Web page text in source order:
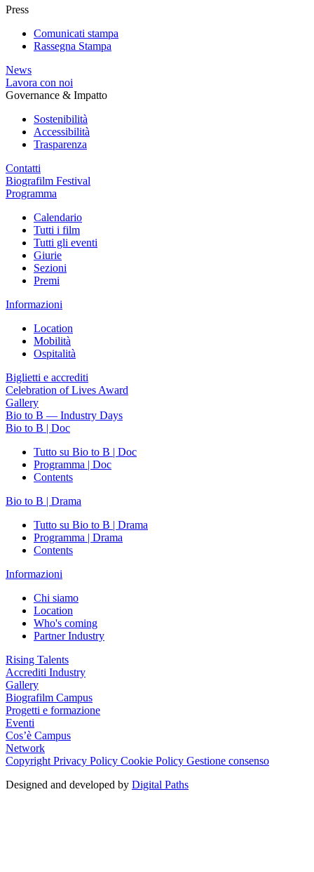
Press
Comunicati stampa
Rassegna Stampa
News
Lavora con noi
Governance & Impatto
Sostenibilità
Accessibilità
Trasparenza
Contatti
Biografilm Festival
Programma
Calendario
Tutti i film
Tutti gli eventi
Giurie
Sezioni
Premi
Informazioni
Location
Mobilità
Ospitalità
Biglietti e accrediti
Celebration of Lives Award
Gallery
Bio to B — Industry Days
Bio to B | Doc
Tutto su Bio to B | Doc
Programma | Doc
Contents
Bio to B | Drama
Tutto su Bio to B | Drama
Programma | Drama
Contents
Informazioni
Chi siamo
Location
Who's coming
Partner Industry
Rising Talents
Accrediti Industry
Gallery
Biografilm Campus
Progetti e formazione
Eventi
Cos’è Campus
Network
Copyright Privacy Policy Cookie Policy Gestione consenso
Designed and developed by Digital Paths